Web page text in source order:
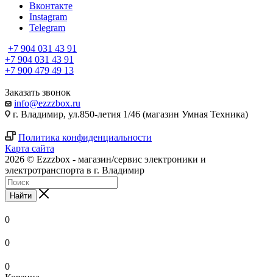
Вконтакте
Instagram
Telegram
+7 904 031 43 91
+7 904 031 43 91
+7 900 479 49 13
Заказать звонок
info@ezzzbox.ru
г. Владимир, ул.850-летия 1/46 (магазин Умная Техника)
Политика конфиденциальности
Карта сайта
2026 © Ezzzbox - магазин/сервис электроники и
электротранспорта в г. Владимир
Найти
0
0
0